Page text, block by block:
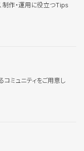
制作・運用に役立つTips
ミュニティをご用意し